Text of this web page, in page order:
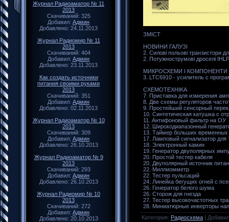
Журнал Радиоаматор № 11
2013
Скачиваний: 325
Добавил: Админ
Добавлено: 24.11.2013
Журнал Радиомир № 11
2013
Скачиваний: 404
Добавил: Админ
Добавлено: 23.11.2013
Как создать источники
питания своими руками
2013
Скачиваний: 351
Добавил: Админ
Добавлено: 02.11.2013
Журнал Радиоаматор № 10
2013
Скачиваний: 309
Добавил: Админ
Добавлено: 26.10.2013
Журнал Радиоаматор № 9
2013
Скачиваний: 293
Добавил: Админ
Добавлено: 26.10.2013
Журнал Радиомир № 10
2013
Скачиваний: 272
Добавил: Админ
Добавлено: 20.10.2013
ЗМIСТ
НОВИНИ ГАЛУЗI
2. Силовi польовi транзистори
2. Потужнострумовi дроселi
МИКРОСХЕМИ I КОМПОНЕНТИ
3. LTC6910 - усилитель с
CXEMOTEXHIKA
7. Приставка для измерения
8. Две схемы регуляторов
9. Простейший сенсорный
10. Синтетическая катушка с
11. Антифоновый фильтр на ОУ
12. Широкодиапазонный
13. Таймер больших временных
17. Ламповый сигнализатор для
18. Электронный камин
19. Генератор двуполярных
20. Простой тестер кабеля
20. Двуполярный источник
22. Миллиомметр
22. Тестер пульсаций
24. Линейка бегущих огней с
26. Генератор белого шума
26. Сторож для гнезда
27. Тестер высокочастотных
28. Миниатюрные инверторы
Категория: Радиосхема | Добавил